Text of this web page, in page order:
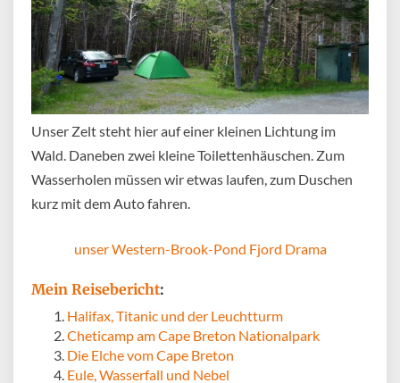
Unser Zelt steht hier auf einer kleinen Lichtung im
Wald. Daneben zwei kleine Toilettenhäuschen. Zum
Wasserholen müssen wir etwas laufen, zum Duschen
kurz mit dem Auto fahren.
unser Western-Brook-Pond Fjord Drama
Mein Reisebericht:
Halifax, Titanic und der Leuchtturm
Cheticamp am Cape Breton Nationalpark
Die Elche vom Cape Breton
Eule, Wasserfall und Nebel